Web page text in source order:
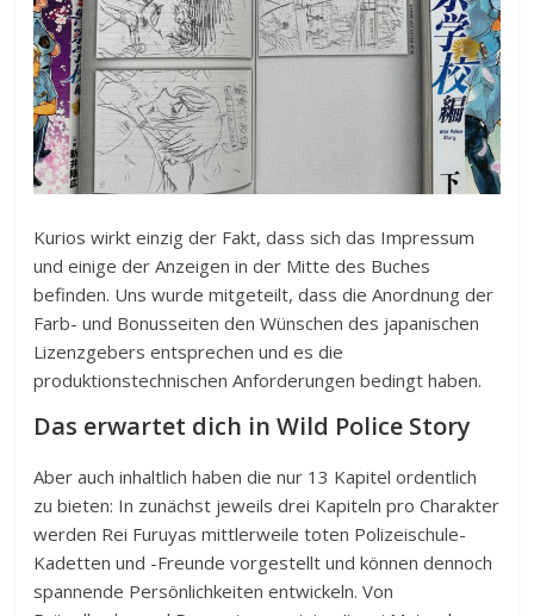
Kurios wirkt einzig der Fakt, dass sich das Impressum
und einige der Anzeigen in der Mitte des Buches
befinden. Uns wurde mitgeteilt, dass die Anordnung der
Farb- und Bonusseiten den Wünschen des japanischen
Lizenzgebers entsprechen und es die
produktionstechnischen Anforderungen bedingt haben.
Das erwartet dich in Wild Police Story
Aber auch inhaltlich haben die nur 13 Kapitel ordentlich
zu bieten: In zunächst jeweils drei Kapiteln pro Charakter
werden Rei Furuyas mittlerweile toten Polizeischule-
Kadetten und -Freunde vorgestellt und können dennoch
spannende Persönlichkeiten entwickeln. Von